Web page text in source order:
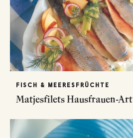
FISCH & MEERESFRÜCHTE
Matjesfilets Hausfrauen-Art